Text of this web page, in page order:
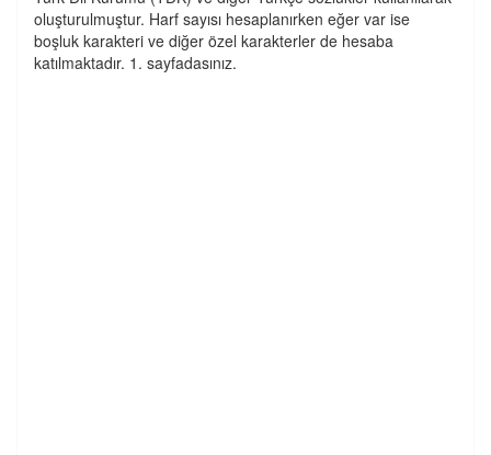
oluşturulmuştur. Harf sayısı hesaplanırken eğer var ise
boşluk karakteri ve diğer özel karakterler de hesaba
katılmaktadır. 1. sayfadasınız.